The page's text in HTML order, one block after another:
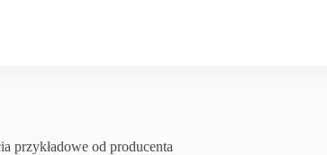
przykładowe od producenta